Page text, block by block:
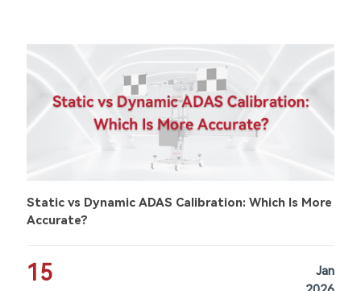
Static vs Dynamic ADAS Calibration: Which Is More
Accurate?
15
Jan